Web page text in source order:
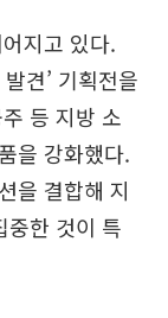
지고 있다.
견’ 기획전을
주 등 지방 소
을 강화했다.
을 결합해 지
중한 것이 특